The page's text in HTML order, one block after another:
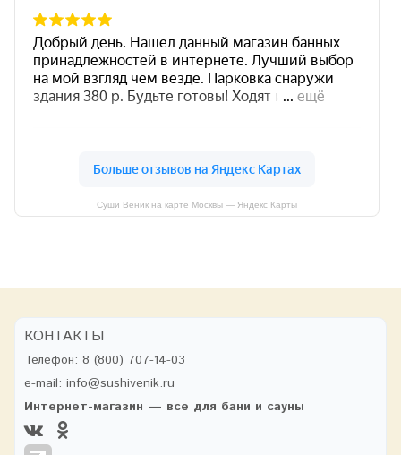
Суши Веник на карте Москвы — Яндекс Карты
КОНТАКТЫ
Телефон: 8 (800) 707-14-03
e-mail: info@sushivenik.ru
Интернет-магазин — все для бани и сауны